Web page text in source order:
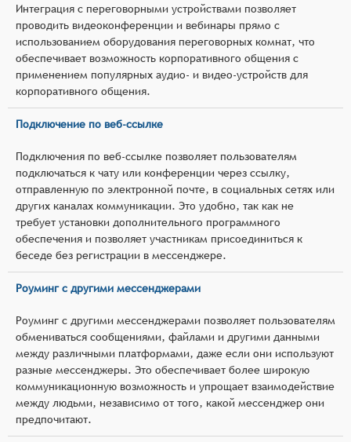
Интеграция с переговорными устройствами позволяет
проводить видеоконференции и вебинары прямо с
использованием оборудования переговорных комнат, что
обеспечивает возможность корпоративного общения с
применением популярных аудио- и видео-устройств для
корпоративного общения.
Подключение по веб-ссылке
Подключения по веб-ссылке позволяет пользователям
подключаться к чату или конференции через ссылку,
отправленную по электронной почте, в социальных сетях или
других каналах коммуникации. Это удобно, так как не
требует установки дополнительного программного
обеспечения и позволяет участникам присоединиться к
беседе без регистрации в мессенджере.
Роуминг с другими мессенджерами
Роуминг с другими мессенджерами позволяет пользователям
обмениваться сообщениями, файлами и другими данными
между различными платформами, даже если они используют
разные мессенджеры. Это обеспечивает более широкую
коммуникационную возможность и упрощает взаимодействие
между людьми, независимо от того, какой мессенджер они
предпочитают.